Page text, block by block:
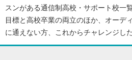
エリアを選択
関東
スンがある通信制高校・サポート校一覧
目標と高校卒業の両立のほか、オーデ
に通えない方、これからチャレンジし